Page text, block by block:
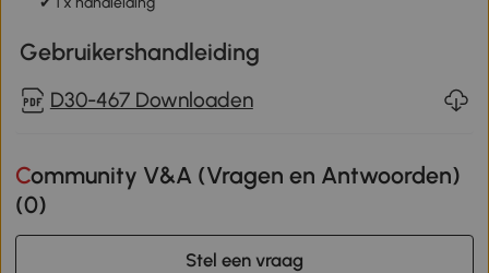
Gebruikershandleiding
D30-467 Downloaden
Community V&A (Vragen en Antwoorden)
(0)
Stel een vraag